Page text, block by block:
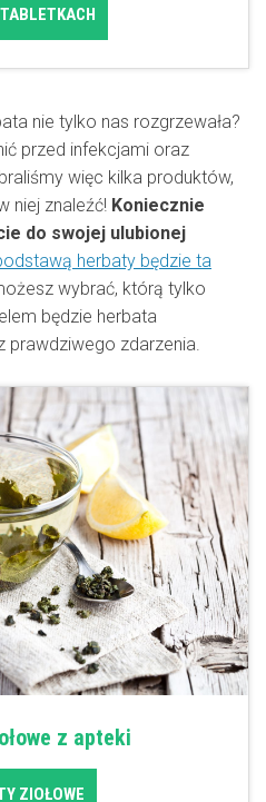
nie tylko nas rozgrzewała?
przed infekcjami oraz
więc kilka produktów,
niej znaleźć! Koniecznie
do swojej ulubionej
herbaty będzie ta
wybrać, którą tylko
będzie herbata
prawdziwego zdarzenia.
z apteki
ZIOŁOWE